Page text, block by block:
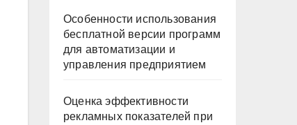
Особенности использования
бесплатной версии программ
для автоматизации и
управления предприятием
Оценка эффективности
рекламных показателей при